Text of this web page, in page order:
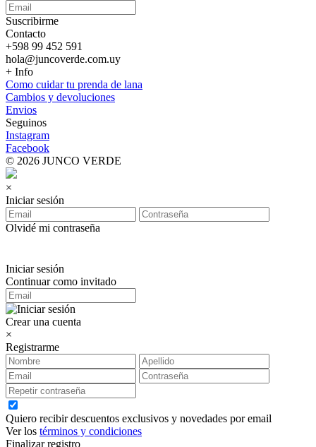
Suscribirme
Contacto
+598 99 452 591
hola@juncoverde.com.uy
+ Info
Como cuidar tu prenda de lana
Cambios y devoluciones
Envios
Seguinos
Instagram
Facebook
© 2026 JUNCO VERDE
×
Iniciar sesión
Olvidé mi contraseña
Iniciar sesión
Continuar como invitado
Crear una cuenta
×
Registrarme
Quiero recibir descuentos exclusivos y novedades por email
Ver los términos y condiciones
Finalizar registro